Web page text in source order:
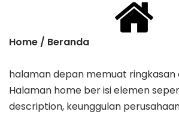
Home / Beranda
halaman depan memuat ringkasan
Halaman home ber isi elemen
description, keunggulan